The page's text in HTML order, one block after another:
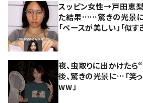
スッピン女性→戸田恵
た結果……驚きの光景に
「ベースが美しい」「似すぎ
夜、虫取りに出かけた
後、驚きの光景に…「笑っ
ww」